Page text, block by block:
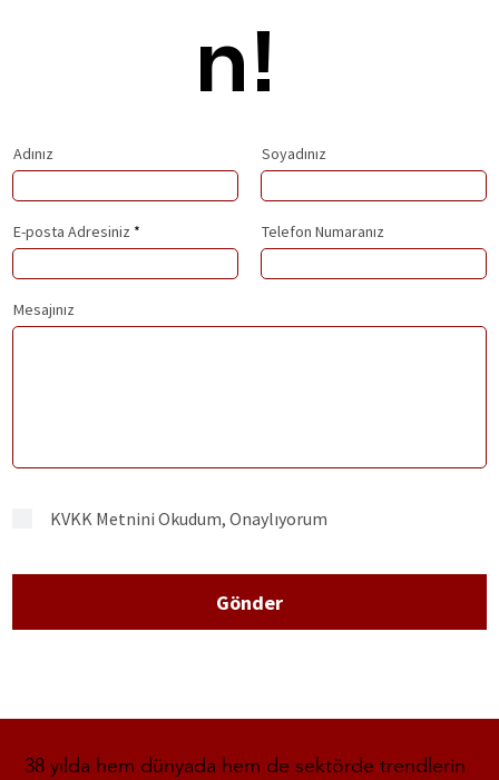
n!
Adınız Soyadınız
E-posta Adresiniz Telefon Numaranız
Mesajınız
Gönder
KVKK Metnini Okudum, Onaylıyorum
38 yılda hem dünyada hem de sektörde trendlerin